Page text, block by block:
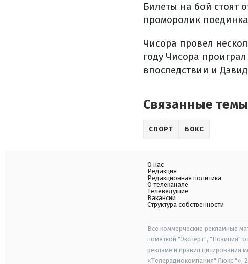
Билеты на бой стоят
проморолик
Чисора провел
году Чисора
впоследствии и
Связанные
СПОРТ БОКС
О нас
Редакция
Редакционная политика
О телеканале
Телеведущие
Вакансии
Структура собственности
Все коммерческие рекламные
пометкой "Эксперт", "Позиция"
рекламе и правил цитирования
«Телерадиокомпания" Люкс "»,